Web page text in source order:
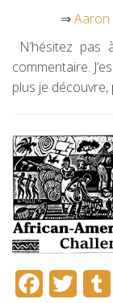
⇒Aaron
N’hésitez
commentaire.
plus je découvre,